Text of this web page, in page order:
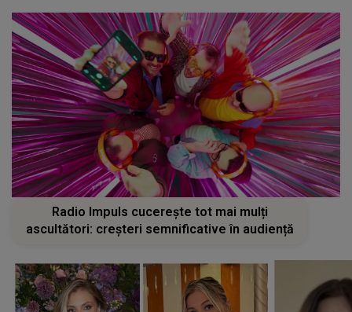
Radio Impuls cucerește tot mai mulți
ascultători: creșteri semnificative în audiență